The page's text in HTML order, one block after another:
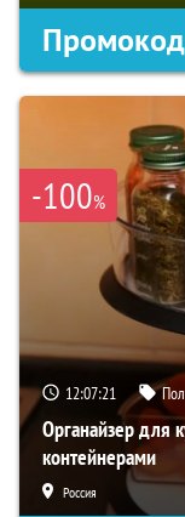
Промокод
-100%
12:07:19
Органайзер для
контейнерами
Россия